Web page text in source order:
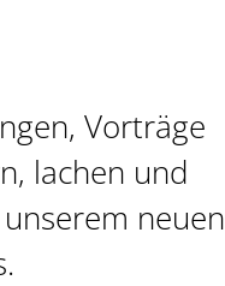
Vorträge
lachen und
neuen